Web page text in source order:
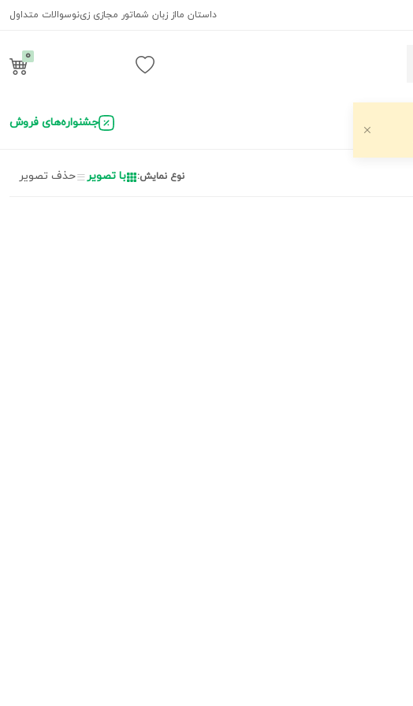
سوالات متداولتور مجازی زی‌نواز زبان شماداستان ما
0
جشنواره‌های فروش
نوع نمایش: با تصویر حذف تصویر